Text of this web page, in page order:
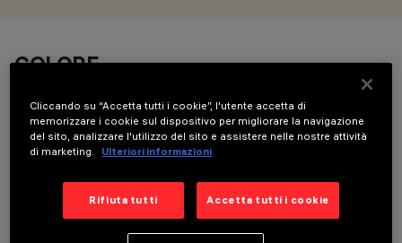
COLORE
COMPONENTI OPZIONALI
Cliccando su “Accetta tutti i cookie”, l'utente accetta di
memorizzare i cookie sul dispositivo per migliorare la navigazione
del sito, analizzare l'utilizzo del sito e assistere nelle nostre attività
di marketing.
Ulteriori informazioni
Rifiuta tutti Accetta tutti i cookie